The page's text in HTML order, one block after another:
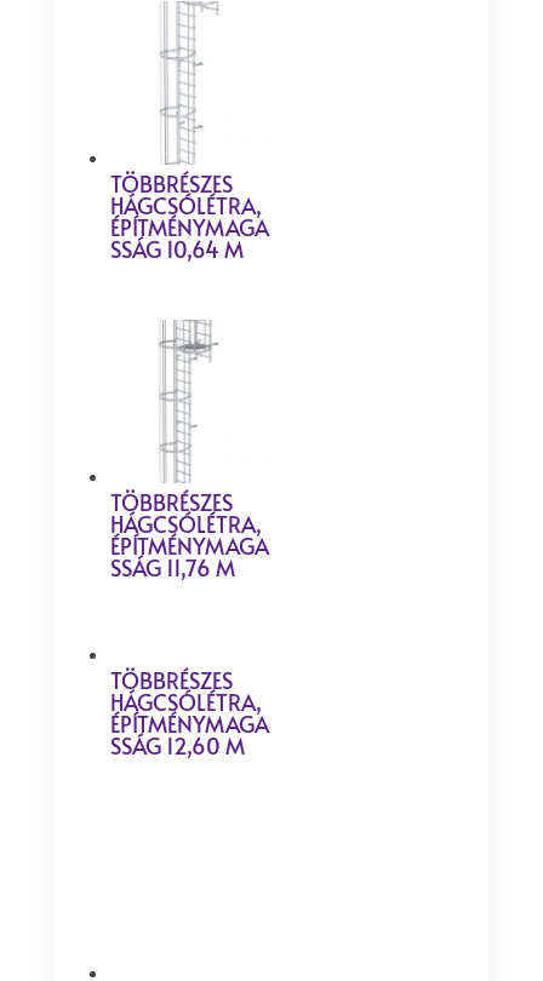
TÖBBRÉSZES
HÁGCSÓLÉTRA,
ÉPÍTMÉNYMAGA
SSÁG 10,64 M
TÖBBRÉSZES
HÁGCSÓLÉTRA,
ÉPÍTMÉNYMAGA
SSÁG 11,76 M
TÖBBRÉSZES
HÁGCSÓLÉTRA,
ÉPÍTMÉNYMAGA
SSÁG 12,60 M